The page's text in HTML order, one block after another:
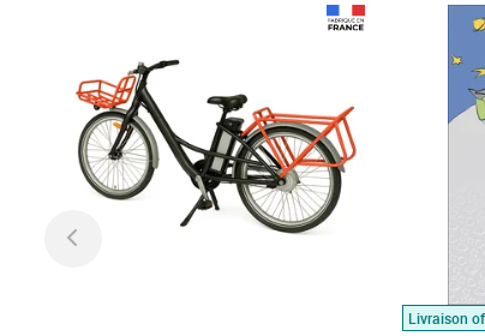
Livraison
Prix 7,50€